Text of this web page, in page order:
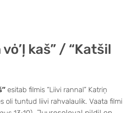
kaš” / “Katšil
esitab filmis “Liivi rannal” Katriņ
oli tuntud liivi rahvalaulik. Vaata filmi